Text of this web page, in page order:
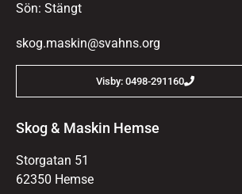
Sön: Stängt
skog.maskin@svahns.org
Visby: 0498-291160
Skog & Maskin Hemse
Storgatan 51
62350 Hemse